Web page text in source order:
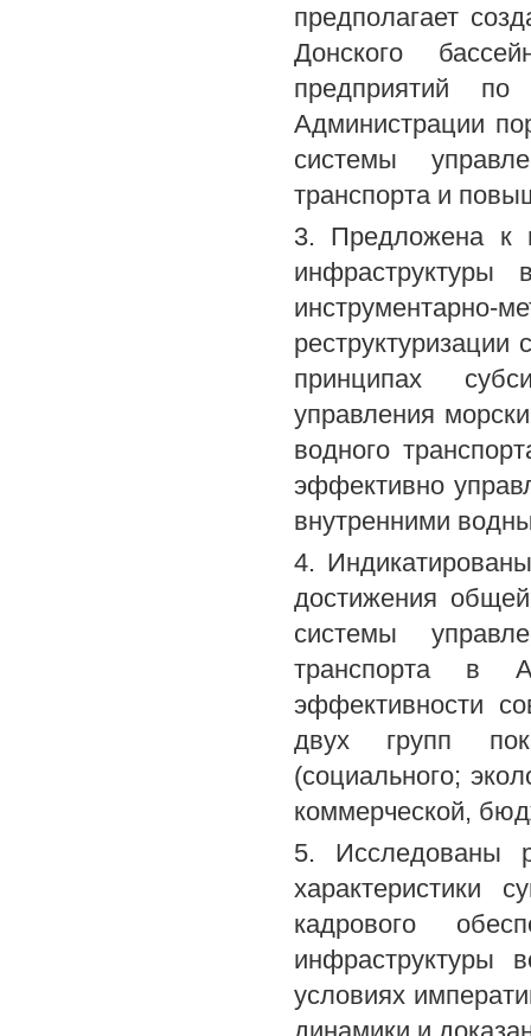
предполагает
Донского
предприятий
Администрации
системы
транспорта и
3. Предложена к
инфраструктуры
принципах
управления
водного
эффективно
внутренними
4.
достижения
системы
транспорта в
эффективности
двух групп
(социального;
коммерческой,
5. Исследованы
характеристики
кадрового
инфраструктуры
условиях